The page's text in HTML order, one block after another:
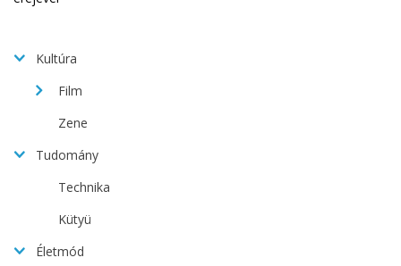
Kultúra
Film
Zene
Tudomány
Technika
Kütyü
Életmód